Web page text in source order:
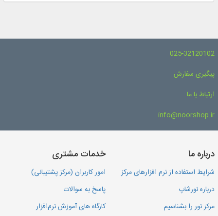
025-32120102
پیگیری سفارش
ارتباط با ما
info@noorshop.ir
درباره ما
شرایط استفاده از نرم افزارهای مرکز
درباره نورشاپ
مرکز نور را بشناسیم
خدمات مشتری
امور کاربران (مرکز پشتیبانی)
پاسخ به سوالات
کارگاه های آموزش نرم‌افزار